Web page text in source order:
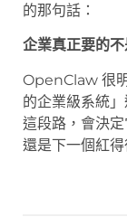
的那句話：
企業真正要的
OpenClaw 很
的企業級系統」
這段路，會決
還是下一個紅